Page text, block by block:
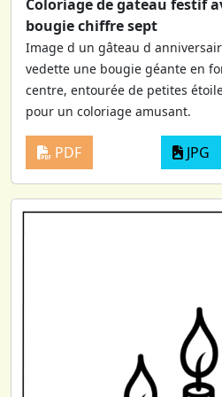
Coloriage de gateau festif
bougie chiffre sept
Image d un gâteau d
vedette une bougie géante en
centre, entourée de petites
pour un coloriage amusant.
PDF JPG